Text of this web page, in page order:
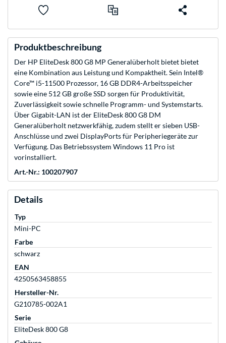
Produktbeschreibung
Der HP EliteDesk 800 G8 MP Generalüberholt bietet bietet
eine Kombination aus Leistung und Kompaktheit. Sein Intel®
Core™ i5-11500 Prozessor, 16 GB DDR4-Arbeitsspeicher
sowie eine 512 GB große SSD sorgen für Produktivität,
Zuverlässigkeit sowie schnelle Programm- und Systemstarts.
Über Gigabit-LAN ist der EliteDesk 800 G8 DM
Generalüberholt netzwerkfähig, zudem stellt er sieben USB-
Anschlüsse und zwei DisplayPorts für Peripheriegeräte zur
Verfügung. Das Betriebssystem Windows 11 Pro ist
vorinstalliert.
Art.-Nr.: 100207907
Details
Typ
Mini-PC
Farbe
schwarz
EAN
4250563458855
Hersteller-Nr.
G210785-002A1
Serie
EliteDesk 800 G8